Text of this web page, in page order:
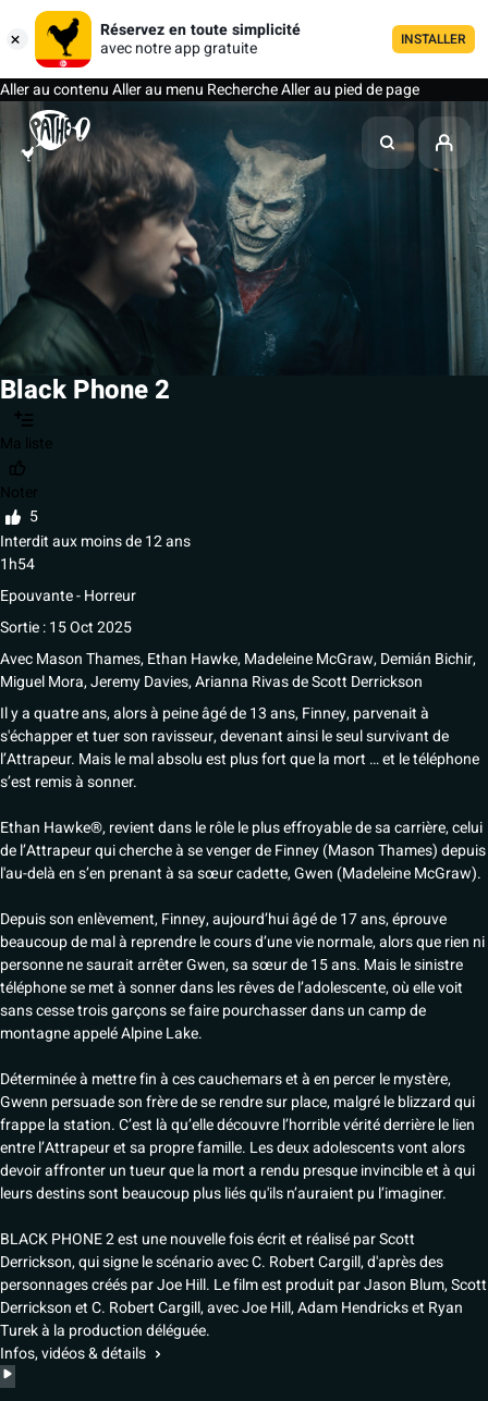
Réservez en toute simplicité
avec notre app gratuite
INSTALLER
Aller au contenuAller au menu RechercheAller au pied de page
Black Phone 2
Ma liste
Noter
5
Interdit aux moins de 12 ans
1h54
Epouvante - Horreur
Sortie : 15 Oct 2025
AvecMason Thames, Ethan Hawke, Madeleine McGraw, Demián Bichir,
Miguel Mora, Jeremy Davies, Arianna RivasdeScott Derrickson
Il y a quatre ans, alors à peine âgé de 13 ans, Finney, parvenait à
s'échapper et tuer son ravisseur, devenant ainsi le seul survivant de
l’Attrapeur. Mais le mal absolu est plus fort que la mort … et le téléphone
s’est remis à sonner.
Ethan Hawke®, revient dans le rôle le plus effroyable de sa carrière, celui
de l’Attrapeur qui cherche à se venger de Finney (Mason Thames) depuis
l'au-delà en s’en prenant à sa sœur cadette, Gwen (Madeleine McGraw).
Depuis son enlèvement, Finney, aujourd’hui âgé de 17 ans, éprouve
beaucoup de mal à reprendre le cours d’une vie normale, alors que rien ni
personne ne saurait arrêter Gwen, sa sœur de 15 ans. Mais le sinistre
téléphone se met à sonner dans les rêves de l’adolescente, où elle voit
sans cesse trois garçons se faire pourchasser dans un camp de
montagne appelé Alpine Lake.
Déterminée à mettre fin à ces cauchemars et à en percer le mystère,
Gwenn persuade son frère de se rendre sur place, malgré le blizzard qui
frappe la station. C’est là qu’elle découvre l’horrible vérité derrière le lien
entre l’Attrapeur et sa propre famille. Les deux adolescents vont alors
devoir affronter un tueur que la mort a rendu presque invincible et à qui
leurs destins sont beaucoup plus liés qu'ils n’auraient pu l’imaginer.
BLACK PHONE 2 est une nouvelle fois écrit et réalisé par Scott
Derrickson, qui signe le scénario avec C. Robert Cargill, d'après des
personnages créés par Joe Hill. Le film est produit par Jason Blum, Scott
Derrickson et C. Robert Cargill, avec Joe Hill, Adam Hendricks et Ryan
Turek à la production déléguée.
Infos, vidéos & détails